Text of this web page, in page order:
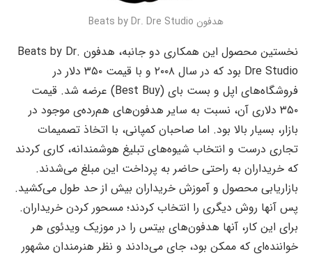
هدفون Beats by Dr. Dre Studio
نخستین محصول این همکاری دو جانبه، هدفون Beats by Dr.
Dre Studio بود که در سال ۲۰۰۸ و با قیمت ۳۵۰ دلار در
فروشگاه‌های اپل و بست بای (Best Buy) عرضه شد. قیمت
۳۵۰ دلاری آن، نسبت به سایر هدفون‌های هم‌رده‌ی موجود در
بازار، بسیار بالا بود. اما صاحبان کمپانی، با اتخاذ تصمیمات
تجاری درست و انتخاب شیوه‌های تبلیغ هوشمندانه، کاری کردند
که خریداران به راحتی حاضر به پرداخت این مبلغ می‌شدند.
بازاریابی محصول و آموزش خریداران بیش از حد طول می‌کشید.
پس آنها روش دیگری را انتخاب کردند؛ مسحور کردن خریداران.
برای این کار، آنها هدفون‌های بیتس را در موزیک ویدئوی هر
خواننده‌ای که ممکن بود، جای می‌دادند و نظر هنرمندان مشهور